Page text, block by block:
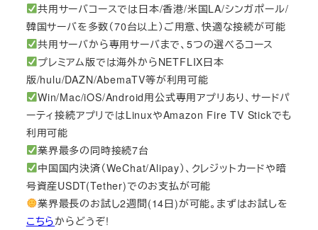
共用サーバコースでは日本/香港/米国LA/シンガポール/
韓国サーバを多数（70台以上）ご用意、快適な接続が可能
共用サーバから専用サーバまで、5つの選べるコース
プレミアム版では海外からNETFLIX日本
版/hulu/DAZN/AbemaTV等が利用可能
Win/Mac/iOS/Android用公式専用アプリあり、サードパ
ーティ接続アプリではLinuxやAmazon Fire TV Stickでも
利用可能
業界最多の同時接続7台
中国国内決済（WeChat/Alipay）、クレジットカードや暗
号資産USDT(Tether)でのお支払が可能
業界最長のお試し2週間(14日)が可能。まずはお試しを
こちらからどうぞ!